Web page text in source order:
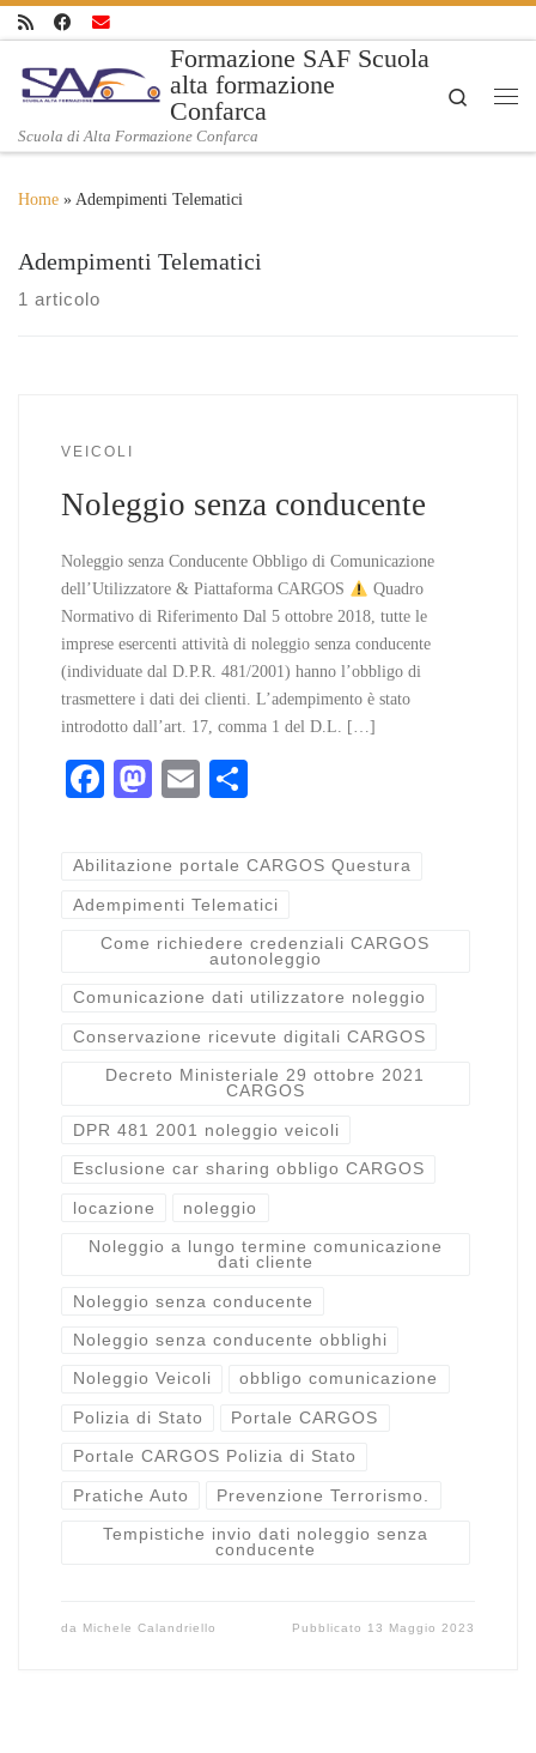
Skip to content
Formazione SAF Scuola
alta formazione
Confarca
Scuola di Alta Formazione Confarca
Search
Home » Adempimenti Telematici
Adempimenti Telematici
1 articolo
VEICOLI
Noleggio senza conducente
Noleggio senza Conducente Obbligo di Comunicazione
dell’Utilizzatore & Piattaforma CARGOS
Quadro
Normativo di Riferimento Dal 5 ottobre 2018, tutte le
imprese esercenti attività di noleggio senza conducente
(individuate dal D.P.R. 481/2001) hanno l’obbligo di
trasmettere i dati dei clienti. L’adempimento è stato
introdotto dall’art. 17, comma 1 del D.L. […]
Fa
bo
ok
M
to
do
n
E
ail di
vi
di
Abilitazione portale CARGOS Questura
Adempimenti Telematici
Come richiedere credenziali CARGOS
autonoleggio
Comunicazione dati utilizzatore noleggio
Conservazione ricevute digitali CARGOS
Decreto Ministeriale 29 ottobre 2021
CARGOS
DPR 481 2001 noleggio veicoli
Esclusione car sharing obbligo CARGOS
locazione noleggio
Noleggio a lungo termine comunicazione
dati cliente
Noleggio senza conducente
Noleggio senza conducente obblighi
Noleggio Veicoli obbligo comunicazione
Polizia di Stato Portale CARGOS
Portale CARGOS Polizia di Stato
Pratiche Auto Prevenzione Terrorismo.
Tempistiche invio dati noleggio senza
conducente
da Michele Calandriello Pubblicato 13 Maggio 2023